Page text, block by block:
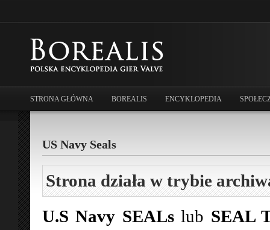
STRONA GŁÓWNA BOREALIS ENCYKLOPEDIA
US Navy Seals
Strona działa w trybie
U.S Navy SEALslub SEAL